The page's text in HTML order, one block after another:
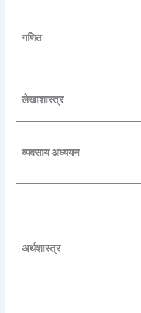
गणित
लेखाशास्त्र
व्यवसाय अध्ययन
अर्थशास्त्र